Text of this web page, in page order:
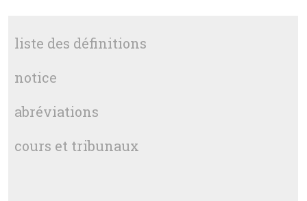
liste des définitions
notice
abréviations
cours et tribunaux